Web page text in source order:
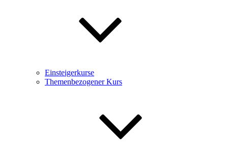
Einsteigerkurse
Themenbezogener Kurs